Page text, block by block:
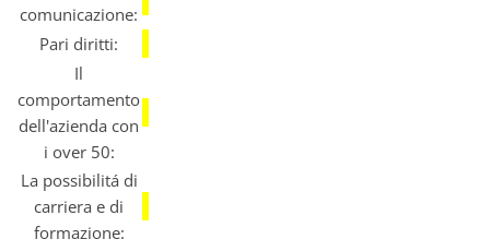
comunicazione:
Pari diritti:
Il
comportamento
dell'azienda con
i over 50:
La possibilitá di
carriera e di
formazione: